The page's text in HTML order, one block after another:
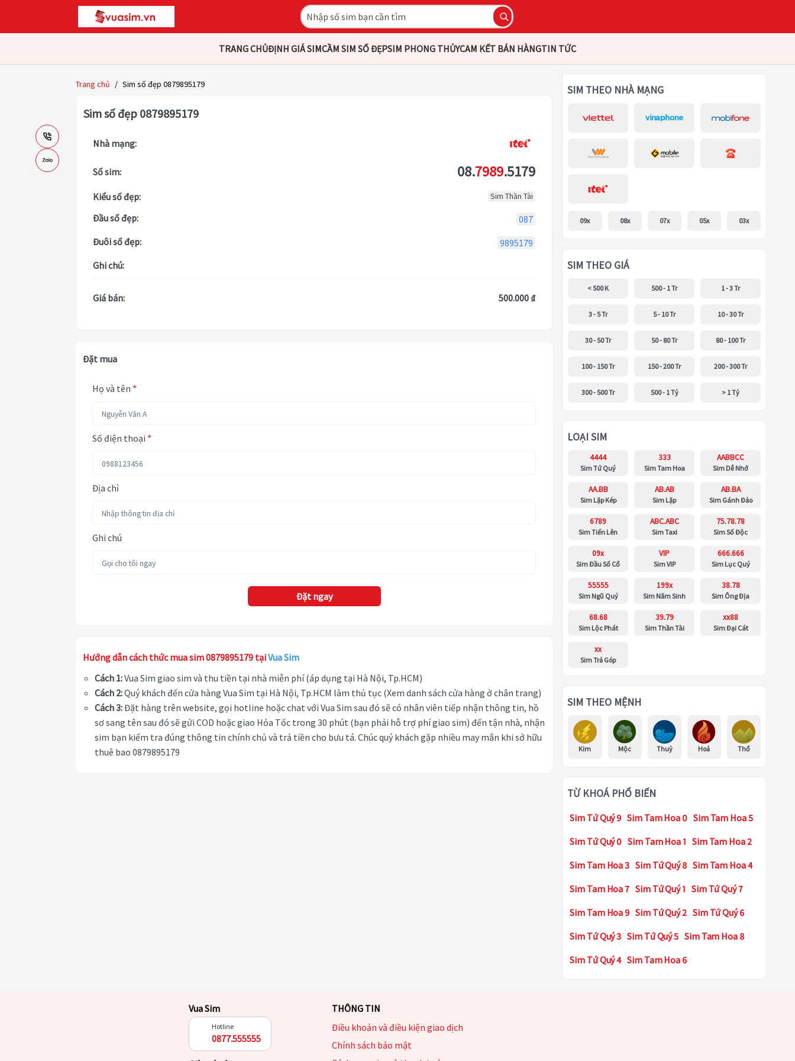
TRANG CHỦĐỊNH GIÁ SIMCẦM SIM SỐ ĐẸPSIM PHONG THỦYCAM KẾT BÁN HÀNGTIN TỨC
Trang chủ / Sim số đẹp 0879895179
Sim số đẹp 0879895179
Nhà mạng:
Số sim: 08.7989.5179
Kiểu số đẹp: Sim Thần Tài
Đầu số đẹp:
087
Đuôi số đẹp:
9895179
Ghi chú:
Giá bán: 500.000 ₫
Đặt mua
Họ và tên *
Số điện thoại *
Địa chỉ
Ghi chú
Đặt ngay
Hướng dẫn cách thức mua sim 0879895179 tạiVua Sim
Cách 1:Vua Sim giao sim và thu tiền tại nhà miễn phí (áp dụng tại Hà Nội, Tp.HCM)
Cách 2:Quý khách đến cửa hàng Vua Sim tại Hà Nội, Tp.HCM làm thủ tục (Xem danh sách cửa hàng ở chân trang)
Cách 3:Đặt hàng trên website, gọi hotline hoặc chat với Vua Sim sau đó sẽ có nhân viên tiếp nhận thông tin, hồ
sơ sang tên sau đó sẽ gửi COD hoặc giao Hỏa Tốc trong 30 phút (bạn phải hỗ trợ phí giao sim) đến tận nhà, nhận
sim bạn kiểm tra đúng thông tin chính chủ và trả tiền cho bưu tá. Chúc quý khách gặp nhiều may mắn khi sở hữu
thuê bao 0879895179
SIM THEO NHÀ MẠNG
09x 08x 07x 05x 03x
SIM THEO GIÁ
< 500 K 500 - 1 Tr 1 - 3 Tr
3 - 5 Tr 5 - 10 Tr 10 - 30 Tr
30 - 50 Tr 50 - 80 Tr 80 - 100 Tr
100 - 150 Tr 150 - 200 Tr 200 - 300 Tr
300 - 500 Tr 500 - 1 Tỷ > 1 Tỷ
LOẠI SIM
4444
Sim Tứ Quý
333
Sim Tam Hoa
AABBCC
Sim Dễ Nhớ
AA.BB
Sim Lặp Kép
AB.AB
Sim Lặp
AB.BA
Sim Gánh Đảo
6789
Sim Tiến Lên
ABC.ABC
Sim Taxi
75.78.78
Sim Số Độc
09x
Sim Đầu Số Cổ
VIP
Sim VIP
666.666
Sim Lục Quý
55555
Sim Ngũ Quý
199x
Sim Năm Sinh
38.78
Sim Ông Địa
68.68
Sim Lộc Phát
39.79
Sim Thần Tài
xx88
Sim Đại Cát
xx
Sim Trả Góp
SIM THEO MỆNH
Kim Mộc Thuỷ Hoả Thổ
TỪ KHOÁ PHỔ BIẾN
Sim Tứ Quý 9 Sim Tam Hoa 0 Sim Tam Hoa 5
Sim Tứ Quý 0 Sim Tam Hoa 1 Sim Tam Hoa 2
Sim Tam Hoa 3 Sim Tứ Quý 8 Sim Tam Hoa 4
Sim Tam Hoa 7 Sim Tứ Quý 1 Sim Tứ Quý 7
Sim Tam Hoa 9 Sim Tứ Quý 2 Sim Tứ Quý 6
Sim Tứ Quý 3 Sim Tứ Quý 5 Sim Tam Hoa 8
Sim Tứ Quý 4 Sim Tam Hoa 6
Vua Sim
Hotline
0877.555555
THÔNG TIN
Điều khoản và điều kiện giao dịch
Chính sách bảo mật